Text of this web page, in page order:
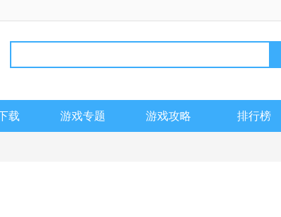
载 游戏专题 游戏攻略 排行榜